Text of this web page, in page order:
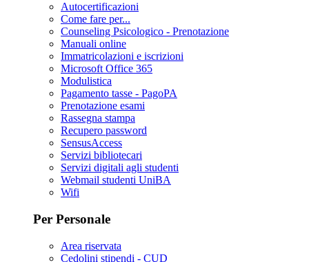
Autocertificazioni
Come fare per...
Counseling Psicologico - Prenotazione
Manuali online
Immatricolazioni e iscrizioni
Microsoft Office 365
Modulistica
Pagamento tasse - PagoPA
Prenotazione esami
Rassegna stampa
Recupero password
SensusAccess
Servizi bibliotecari
Servizi digitali agli studenti
Webmail studenti UniBA
Wifi
Per Personale
Area riservata
Cedolini stipendi - CUD